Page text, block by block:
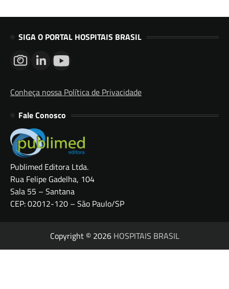
SIGA O PORTAL HOSPITAIS BRASIL
Conheça nossa Política de Privacidade
Fale Conosco
Publimed Editora Ltda.
Rua Felipe Gadelha, 104
Sala 55 – Santana
CEP: 02012-120 – São Paulo/SP
Copyright © 2026 HOSPITAIS BRASIL